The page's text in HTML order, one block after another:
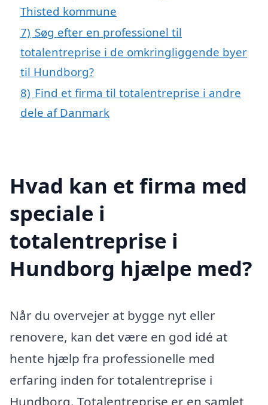
Thisted kommune
7) Søg efter en professionel til
totalentreprise i de omkringliggende byer
til Hundborg?
8) Find et firma til totalentreprise i andre
dele af Danmark
Hvad kan et firma med
speciale i
totalentreprise i
Hundborg hjælpe med?
Når du overvejer at bygge nyt eller
renovere, kan det være en god idé at
hente hjælp fra professionelle med
erfaring inden for totalentreprise i
Hundborg. Totalentreprise er en samlet